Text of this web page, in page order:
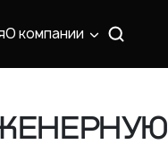
О компании